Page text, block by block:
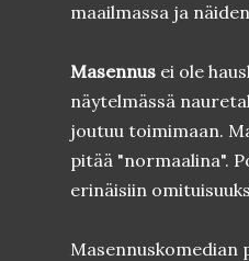
maailmassa ja
Masennus ei ole
näytelmässä
joutuu toimimaan.
pitää "normaalina".
erinäisiin
Masennuskomedian